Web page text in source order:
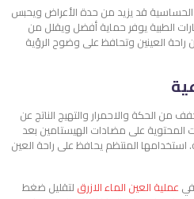
قد يزيد من حدة الأعراض ويحبس
الطبية يوفر حماية أفضل ويقلل من
العينين وتحافظ على وضوح الرؤية
من الحكة والاحمرار والتهيج الناتج عن
المحتوية على مضادات الهيستامين بعد
المنتظم يحافظ على راحة العين
عملية العين الماء الازرق لتقليل ضغط